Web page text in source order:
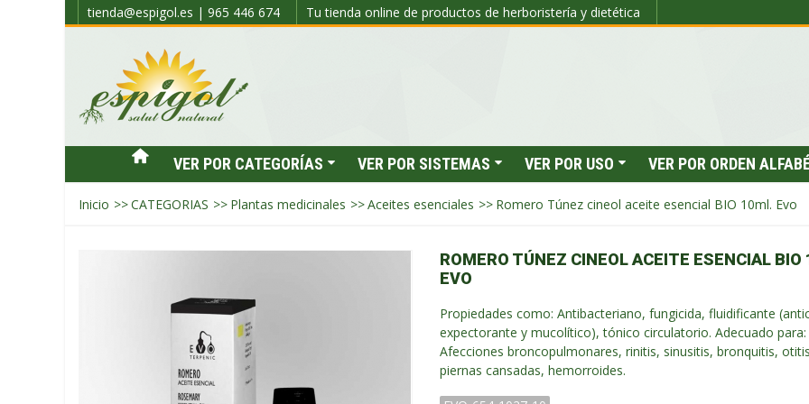
tienda@espigol.es | 965 446 674 Tu tienda online de productos de herboristería y dietética
VER POR CATEGORÍAS VER POR SISTEMAS VER POR USO VER POR ORDEN
Inicio >>CATEGORIAS >> Plantas medicinales >>Aceites esenciales >> Romero Túnez cineol aceite esencial BIO 10ml. Evo
ROMERO TÚNEZ CINEOL ACEITE ESENCIAL BIO
EVO
Propiedades como: Antibacteriano, fungicida, fluidificante
expectorante y mucolítico), tónico circulatorio. Adecuado para:
Afecciones broncopulmonares, rinitis, sinusitis, bronquitis,
piernas cansadas, hemorroides.